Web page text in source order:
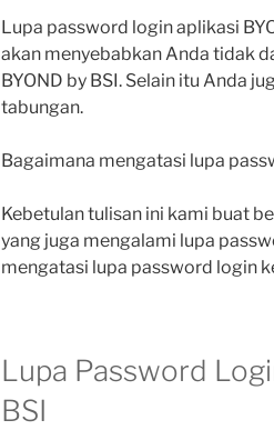
Lupa password login aplikasi
akan menyebabkan Anda tidak
BYOND by BSI. Selain itu Anda
tabungan.
Bagaimana mengatasi lupa
Kebetulan tulisan ini kami buat
yang juga mengalami lupa
mengatasi lupa password login
Lupa Password
BSI